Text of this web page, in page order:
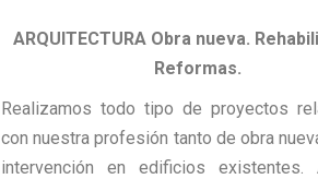
ARQUITECTURA Obra nueva.
Reformas.
Realizamos todo tipo de proyectos
con nuestra profesión tanto de obra
intervención en edificios existentes.